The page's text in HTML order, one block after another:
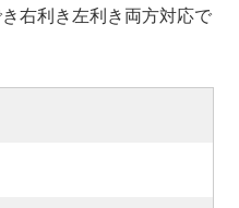
右利き左利き両方対応で